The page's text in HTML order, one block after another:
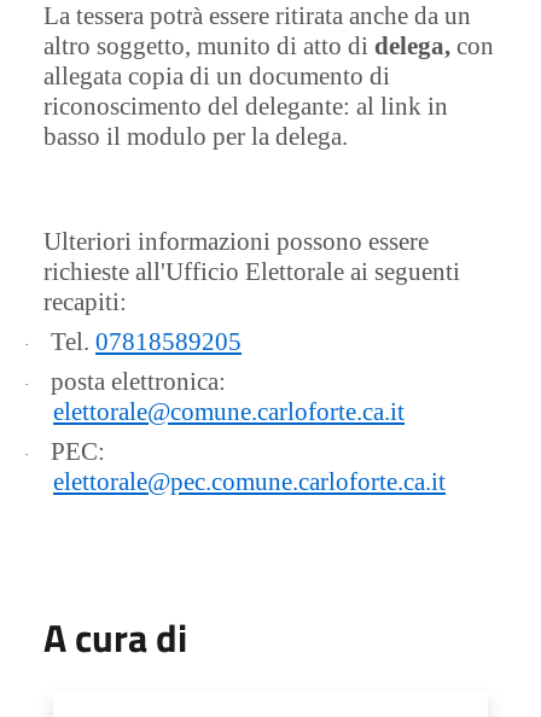
La tessera potrà essere ritirata anche da un
altro soggetto, munito di atto di delega, con
allegata copia di un documento di
riconoscimento del delegante: al link in
basso il modulo per la delega.
Ulteriori informazioni possono essere
richieste all'Ufficio Elettorale ai seguenti
recapiti:
· Tel. 07818589205
·
posta elettronica:
elettorale@comune.carloforte.ca.it
·
PEC:
elettorale@pec.comune.carloforte.ca.it
A cura di